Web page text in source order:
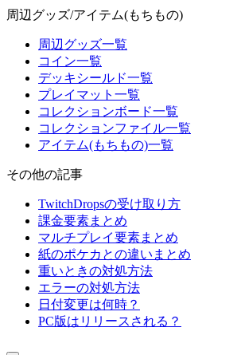
周辺グッズ/アイテム(もちもの)
周辺グッズ一覧
コイン一覧
デッキシールド一覧
プレイマット一覧
コレクションボード一覧
コレクションファイル一覧
アイテム(もちもの)一覧
その他の記事
TwitchDropsの受け取り方
課金要素まとめ
マルチプレイ要素まとめ
紙のポケカとの違いまとめ
重いときの対処方法
エラーの対処方法
日付変更は何時？
PC版はリリースされる？